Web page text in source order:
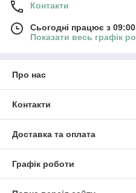
Контакти
Сьогодні працює з
Показати весь графік
Про нас
Контакти
Доставка та оплата
Графік роботи